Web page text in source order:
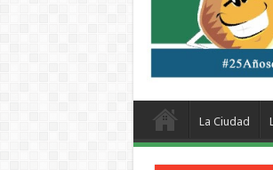
La Ciudad